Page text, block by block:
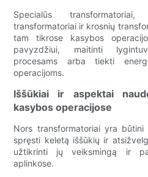
Specialūs
transformatoriai ir krosnių
tam tikrose kasybos
pavyzdžiui, maitinti
procesams arba tiekti
operacijoms.
Iššūkiai ir aspektai
kasybos operacijose
Nors transformatoriai yra būtini
spręsti keletą iššūkių ir
užtikrinti jų veiksmingą ir
aplinkose.